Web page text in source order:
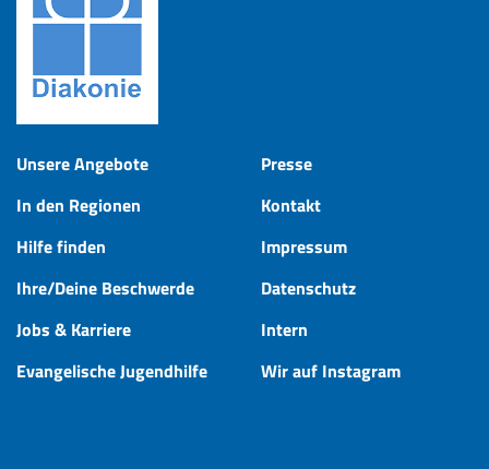
Unsere Angebote
In den Regionen
Hilfe finden
Ihre/Deine Beschwerde
Jobs & Karriere
Evangelische Jugendhilfe
Presse
Kontakt
Impressum
Datenschutz
Intern
Wir auf Instagram